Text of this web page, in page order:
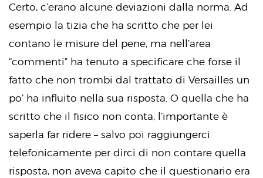
Certo, c’erano alcune deviazioni dalla norma. Ad
esempio la tizia che ha scritto che per lei
contano le misure del pene, ma nell’area
“commenti” ha tenuto a specificare che forse il
fatto che non trombi dal trattato di Versailles un
po’ ha influito nella sua risposta. O quella che ha
scritto che il fisico non conta, l’importante è
saperla far ridere – salvo poi raggiungerci
telefonicamente per dirci di non contare quella
risposta, non aveva capito che il questionario era